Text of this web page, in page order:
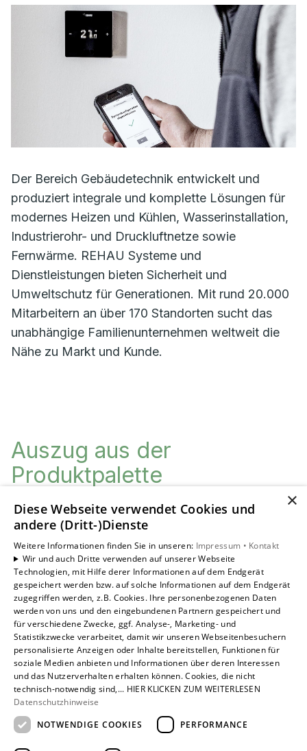
Der Bereich Gebäudetechnik entwickelt und
produziert integrale und komplette Lösungen für
modernes Heizen und Kühlen, Wasserinstallation,
Industrierohr- und Druckluftnetze sowie
Fernwärme. REHAU Systeme und
Dienstleistungen bieten Sicherheit und
Umweltschutz für Generationen. Mit rund 20.000
Mitarbeitern an über 170 Standorten sucht das
unabhängige Familienunternehmen weltweit die
Nähe zu Markt und Kunde.
Auszug aus der
Produktpalette
Flächenheizung
Wärme und Wohlbefinden in jedem Raum
×
Diese Webseite verwendet Cookies und
andere (Dritt-)Dienste
Weitere Informationen finden Sie in unseren: Impressum • Kontakt
Wir und auch Dritte verwenden auf unserer Webseite
Technologien, mit Hilfe derer Informationen auf dem Endgerät
gespeichert werden bzw. auf solche Informationen auf dem Endgerät
zugegriffen werden, z.B. Cookies. Ihre personenbezogenen Daten
werden von uns und den eingebundenen Partnern gespeichert und
für verschiedene Zwecke, ggf. Analyse-, Marketing- und
Statistikzwecke verarbeitet, damit wir unseren Webseitenbesuchern
personalisierte Anzeigen oder Inhalte bereitstellen, Funktionen für
soziale Medien anbieten und Informationen über deren Interessen
und das Nutzerverhalten erhalten können. Cookies, die nicht
technisch-notwendig sind,... HIER KLICKEN ZUM WEITERLESEN
Datenschutzhinweise
NOTWENDIGE COOKIES
PERFORMANCE